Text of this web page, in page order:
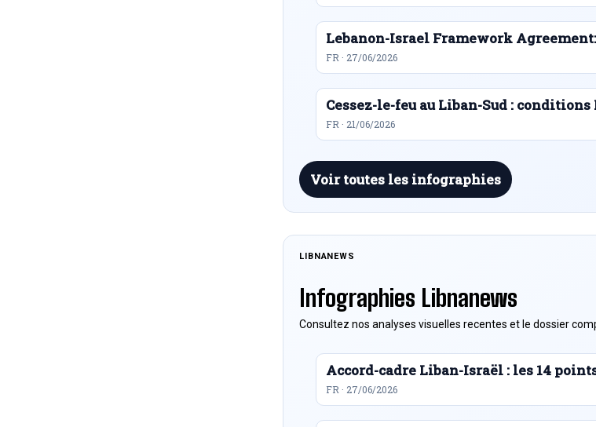
Lebanon-Israel Framework
FR · 27/06/2026
Cessez-le-feu au Liban-Sud :
FR · 21/06/2026
Voir toutes les infographies
LIBNANEWS
Infographies Libnanews
Consultez nos analyses visuelles recentes et le dossier
Accord-cadre Liban-Israël : les 14
FR · 27/06/2026